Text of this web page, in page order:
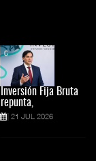
Inversión Fija Bruta
repunta,
21 JUL 2026